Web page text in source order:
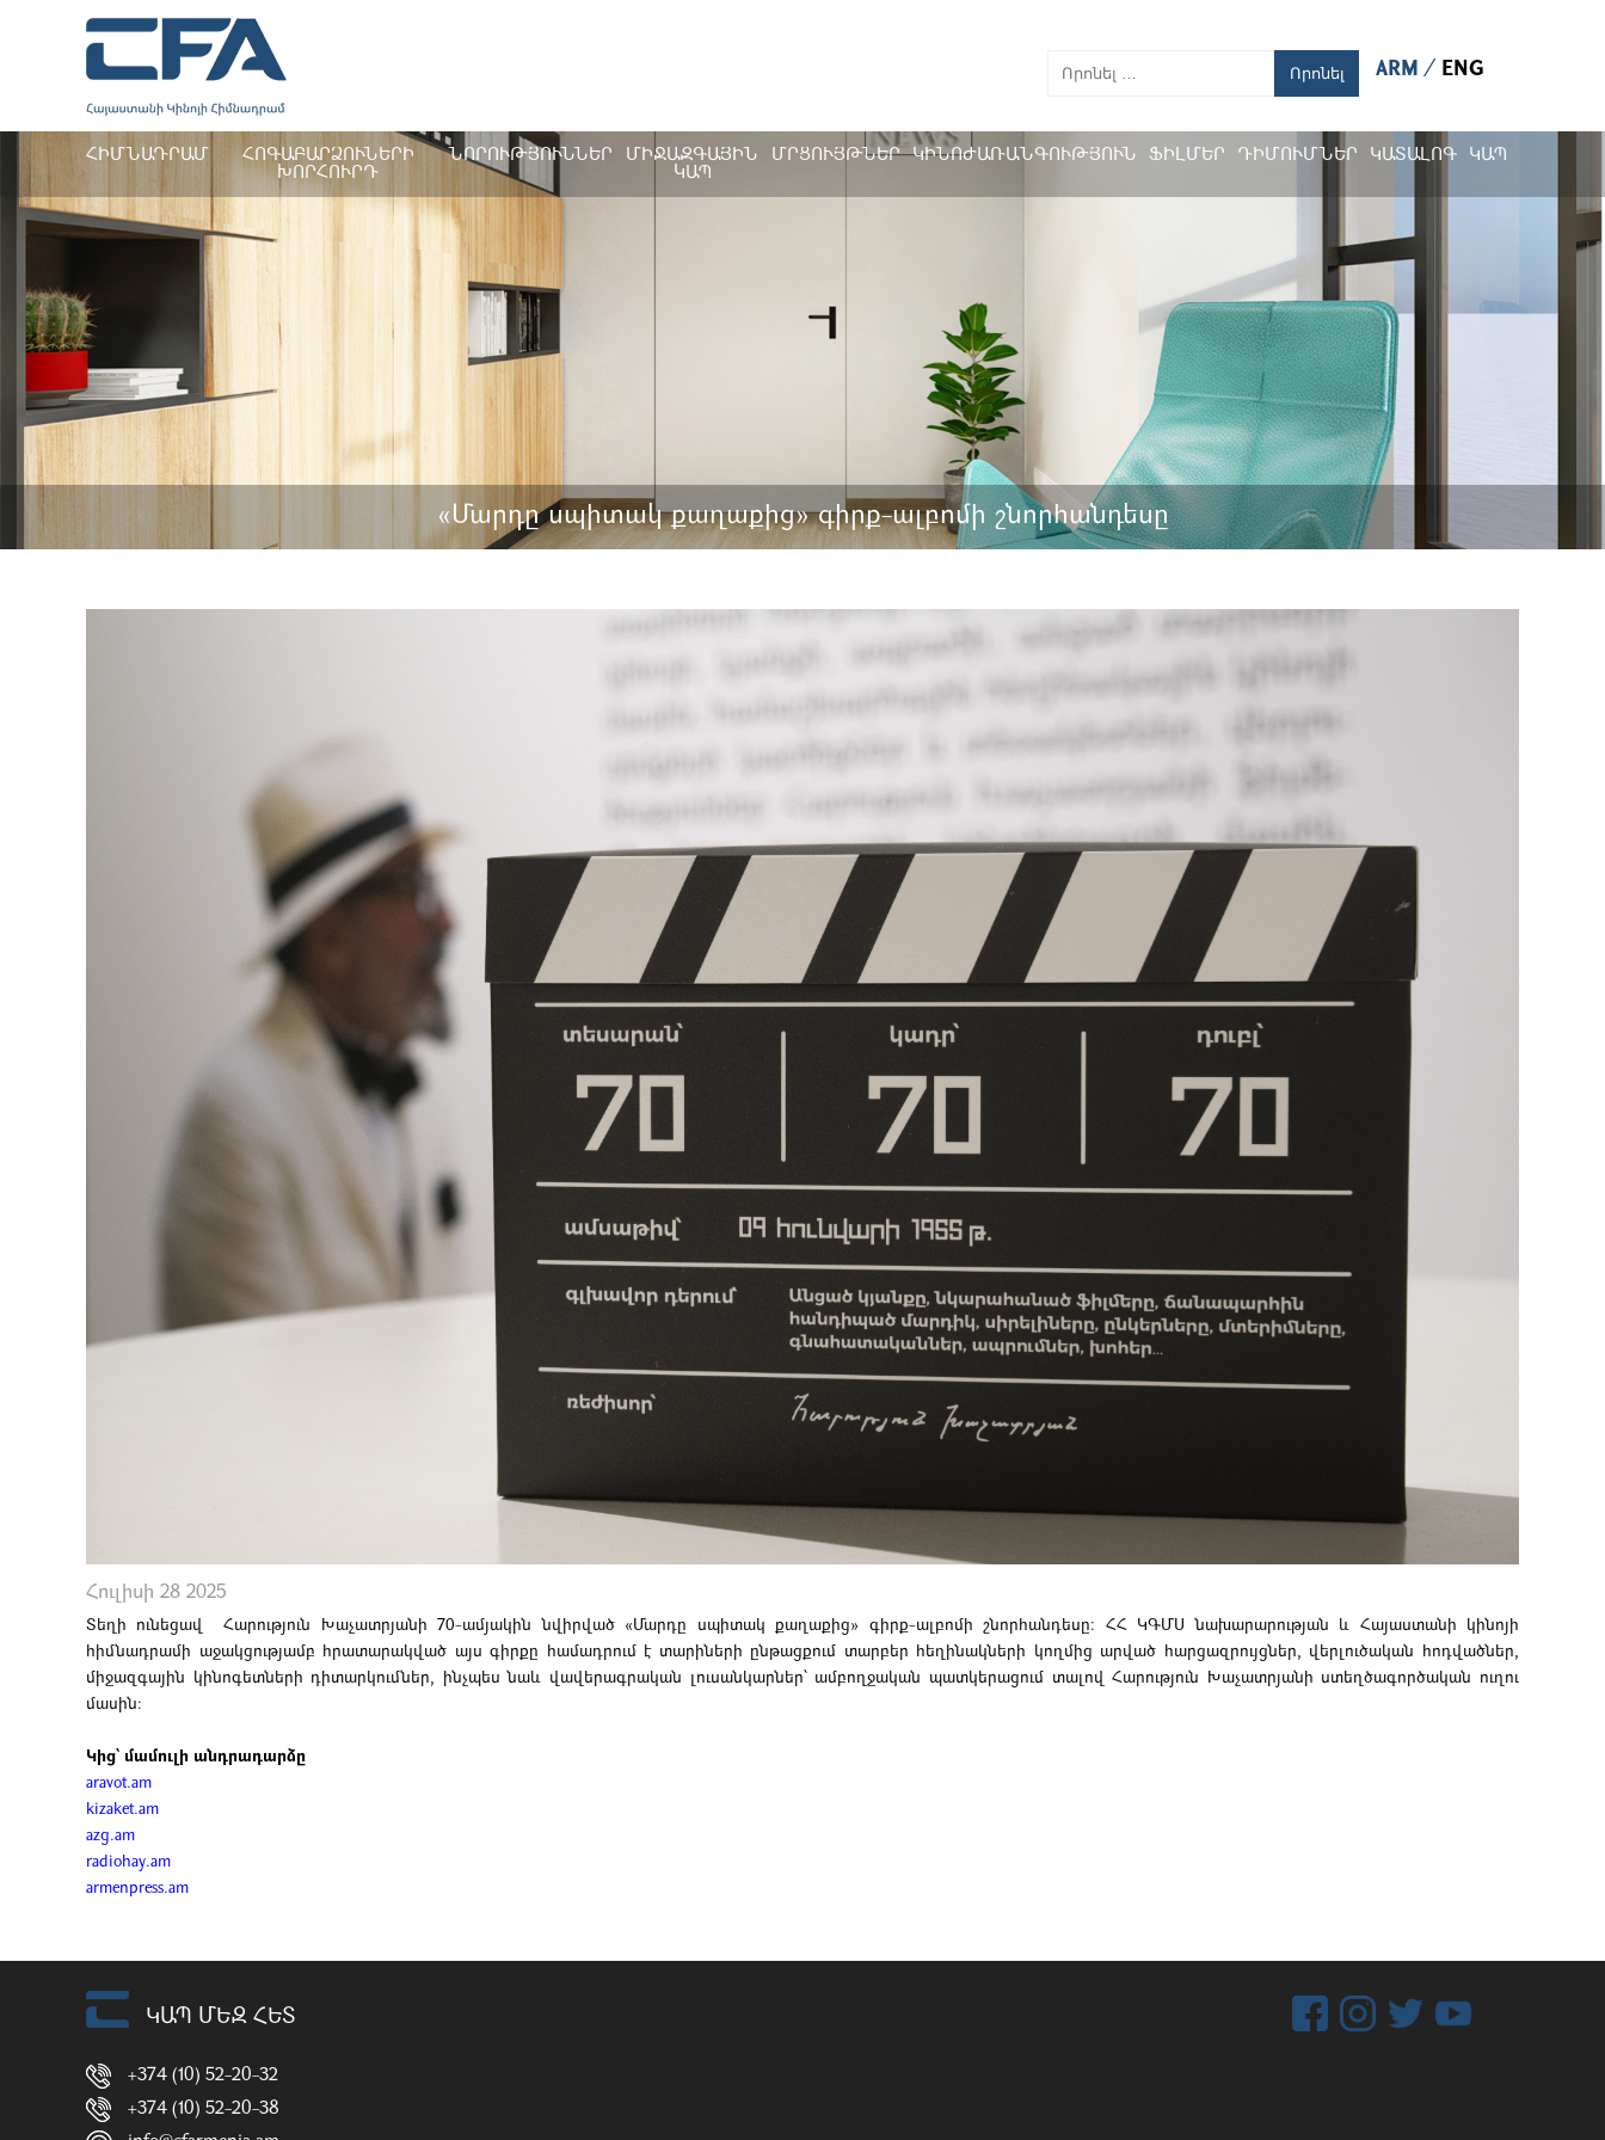
Որոնել ARM ENG
ՀԻՄՆԱԴՐԱՄ
ՀՈԳԱԲԱՐՁՈՒՆԵՐԻ
ԽՈՐՀՈՒՐԴ
ՆՈՐՈՒԹՅՈՒՆՆԵՐ
ՄԻՋԱԶԳԱՅԻՆ
ԿԱՊ
ՄՐՑՈՒՅԹՆԵՐ ԿԻՆՈԺԱՌԱՆԳՈՒԹՅՈՒՆ ՖԻԼՄԵՐ ԴԻՄՈՒՄՆԵՐ ԿԱՏԱԼՈԳ ԿԱՊ
«Մարդը սպիտակ քաղաքից» գիրք-ալբոմի շնորհանդեսը
Հուլիսի 28 2025
Տեղի ունեցավ Հարություն Խաչատրյանի 70-ամյակին նվիրված «Մարդը սպիտակ քաղաքից» գիրք-ալբոմի շնորհանդեսը: ՀՀ ԿԳՄՍ նախարարության և Հայաստանի կինոյի
հիմնադրամի աջակցությամբ հրատարակված այս գիրքը համադրում է տարիների ընթացքում տարբեր հեղինակների կողմից արված հարցազրույցներ, վերլուծական հոդվածներ,
միջազգային կինոգետների դիտարկումներ, ինչպես նաև վավերագրական լուսանկարներ՝ ամբողջական պատկերացում տալով Հարություն Խաչատրյանի ստեղծագործական ուղու
մասին։
Կից՝ մամուլի անդրադարձը
aravot.am
kizaket.am
azg.am
radiohay.am
armenpress.am
ԿԱՊ ՄԵԶ ՀԵՏ
+374 (10) 52-20-32
+374 (10) 52-20-38